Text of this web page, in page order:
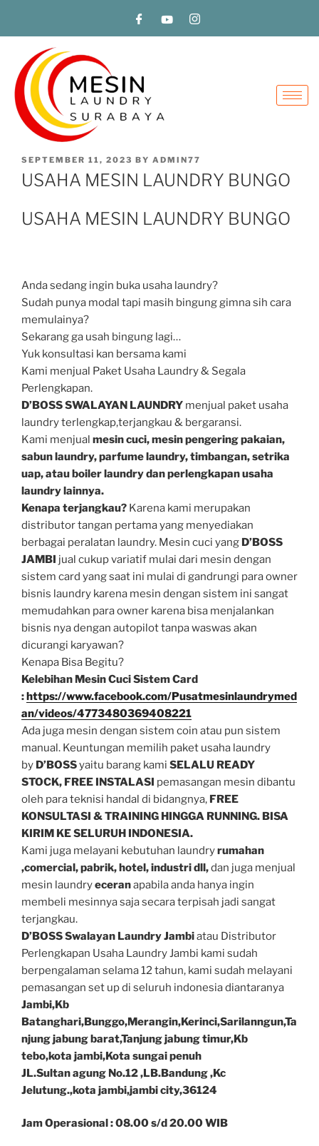
SEPTEMBER 11, 2023 BY ADMIN77
USAHA MESIN LAUNDRY BUNGO
USAHA MESIN LAUNDRY BUNGO
Anda sedang ingin buka usaha laundry?
Sudah punya modal tapi masih bingung gimna sih cara
memulainya?
Sekarang ga usah bingung lagi…
Yuk konsultasi kan bersama kami
Kami menjual Paket Usaha Laundry & Segala
Perlengkapan.
D’BOSS SWALAYAN LAUNDRY menjual paket usaha
laundry terlengkap,terjangkau & bergaransi.
Kami menjual mesin cuci, mesin pengering pakaian,
sabun laundry, parfume laundry, timbangan, setrika
uap, atau boiler laundry dan perlengkapan usaha
laundry lainnya.
Kenapa terjangkau? Karena kami merupakan
distributor tangan pertama yang menyediakan
berbagai peralatan laundry. Mesin cuci yang D’BOSS
JAMBI jual cukup variatif mulai dari mesin dengan
sistem card yang saat ini mulai di gandrungi para owner
bisnis laundry karena mesin dengan sistem ini sangat
memudahkan para owner karena bisa menjalankan
bisnis nya dengan autopilot tanpa waswas akan
dicurangi karyawan?
Kenapa Bisa Begitu?
Kelebihan Mesin Cuci Sistem Card
:https://www.facebook.com/Pusatmesinlaundrymed
an/videos/4773480369408221
Ada juga mesin dengan sistem coin atau pun sistem
manual. Keuntungan memilih paket usaha laundry
by D’BOSSyaitu barang kami SELALU READY
STOCK, FREE INSTALASI pemasangan mesin dibantu
oleh para teknisi handal di bidangnya, FREE
KONSULTASI & TRAINING HINGGA RUNNING. BISA
KIRIM KE SELURUH INDONESIA.
Kami juga melayani kebutuhan laundryrumahan
,comercial, pabrik, hotel, industri dll,dan juga menjual
mesin laundryeceranapabila anda hanya ingin
membeli mesinnya saja secara terpisah jadi sangat
terjangkau.
D’BOSS Swalayan Laundry Jambiatau Distributor
Perlengkapan Usaha Laundry Jambi kami sudah
berpengalaman selama 12 tahun, kami sudah melayani
pemasangan set up di seluruh indonesia diantaranya
Jambi,Kb
Batanghari,Bunggo,Merangin,Kerinci,Sarilanngun,Ta
njung jabung barat,Tanjung jabung timur,Kb
tebo,kota jambi,Kota sungai penuh
JL.Sultan agung No.12 ,LB.Bandung ,Kc
Jelutung.,kota jambi,jambi city,36124
Jam Operasional : 08.00 s/d 20.00 WIB